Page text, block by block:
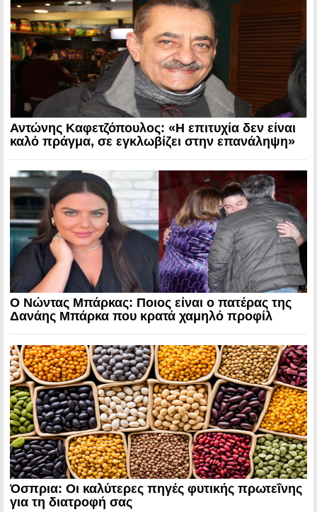
Αντώνης Καφετζόπουλος: «Η επιτυχία δεν είναι
καλό πράγμα, σε εγκλωβίζει στην επανάληψη»
Ο Νώντας Μπάρκας: Ποιος είναι ο πατέρας της
Δανάης Μπάρκα που κρατά χαμηλό προφίλ
Όσπρια: Οι καλύτερες πηγές φυτικής πρωτεΐνης
για τη διατροφή σας